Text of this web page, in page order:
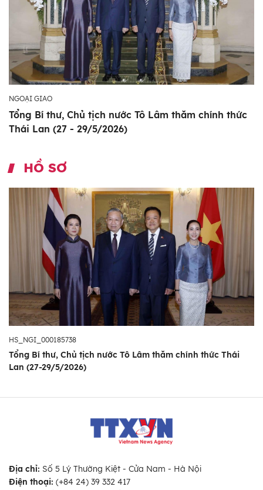
NGOẠI GIAO
Tổng Bí thư, Chủ tịch nước Tô Lâm thăm chính thức
Thái Lan (27 - 29/5/2026)
HỒ SƠ
HS_NGI_000185738
Tổng Bí thư, Chủ tịch nước Tô Lâm thăm chính thức Thái
Lan (27-29/5/2026)
Địa chỉ: Số 5 Lý Thường Kiệt - Cửa Nam - Hà Nội
Điện thoại: (+84 24) 39 332 417